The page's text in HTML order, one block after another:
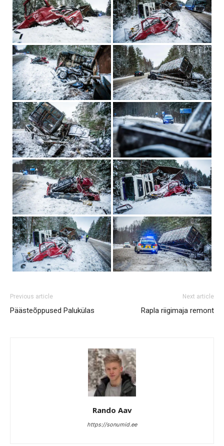
Previous article
Päästeõppused Palukülas
Next article
Rapla riigimaja remont
Rando Aav
https://sonumid.ee